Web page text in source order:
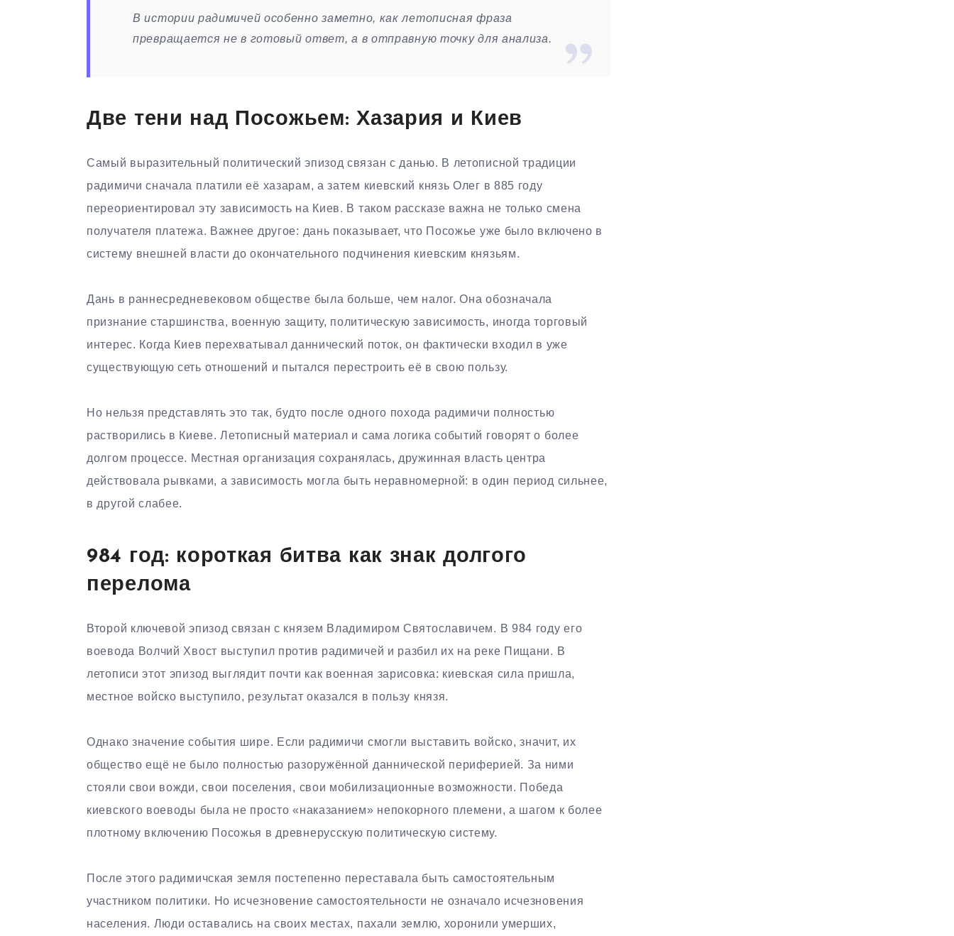
В истории радимичей особенно заметно, как летописная фраза
превращается не в готовый ответ, а в отправную точку для анализа.
Две тени над Посожьем: Хазария и Киев
Самый выразительный политический эпизод связан с данью. В летописной традиции
радимичи сначала платили её хазарам, а затем киевский князь Олег в 885 году
переориентировал эту зависимость на Киев. В таком рассказе важна не только смена
получателя платежа. Важнее другое: дань показывает, что Посожье уже было включено в
систему внешней власти до окончательного подчинения киевским князьям.
Дань в раннесредневековом обществе была больше, чем налог. Она обозначала
признание старшинства, военную защиту, политическую зависимость, иногда торговый
интерес. Когда Киев перехватывал даннический поток, он фактически входил в уже
существующую сеть отношений и пытался перестроить её в свою пользу.
Но нельзя представлять это так, будто после одного похода радимичи полностью
растворились в Киеве. Летописный материал и сама логика событий говорят о более
долгом процессе. Местная организация сохранялась, дружинная власть центра
действовала рывками, а зависимость могла быть неравномерной: в один период сильнее,
в другой слабее.
984 год: короткая битва как знак долгого
перелома
Второй ключевой эпизод связан с князем Владимиром Святославичем. В 984 году его
воевода Волчий Хвост выступил против радимичей и разбил их на реке Пищани. В
летописи этот эпизод выглядит почти как военная зарисовка: киевская сила пришла,
местное войско выступило, результат оказался в пользу князя.
Однако значение события шире. Если радимичи смогли выставить войско, значит, их
общество ещё не было полностью разоружённой даннической периферией. За ними
стояли свои вожди, свои поселения, свои мобилизационные возможности. Победа
киевского воеводы была не просто «наказанием» непокорного племени, а шагом к более
плотному включению Посожья в древнерусскую политическую систему.
После этого радимичская земля постепенно переставала быть самостоятельным
участником политики. Но исчезновение самостоятельности не означало исчезновения
населения. Люди оставались на своих местах, пахали землю, хоронили умерших,